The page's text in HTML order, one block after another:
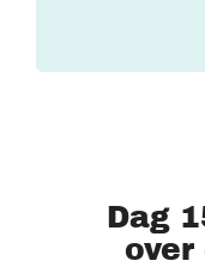
Dag
over